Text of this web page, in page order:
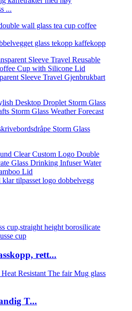
...
glass tekopp kaffekopp
Sleeve Travel Gjenbrukbart
Storm Glass
tilpasset logo dobbelvegg
rett...
T...